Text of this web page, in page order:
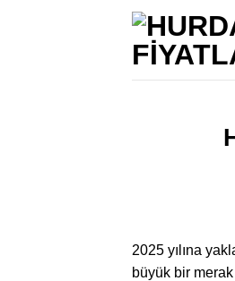
2025 yılına
büyük bir